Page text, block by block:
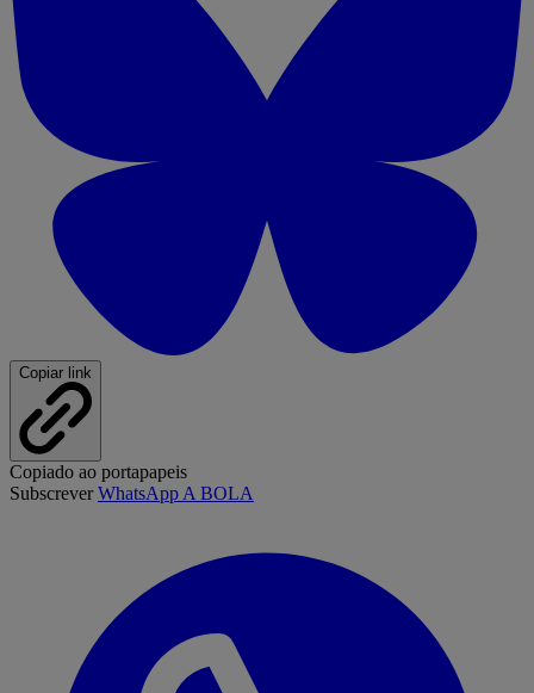
Copiar link
Copiado ao portapapeis
SubscreverWhatsApp A BOLA